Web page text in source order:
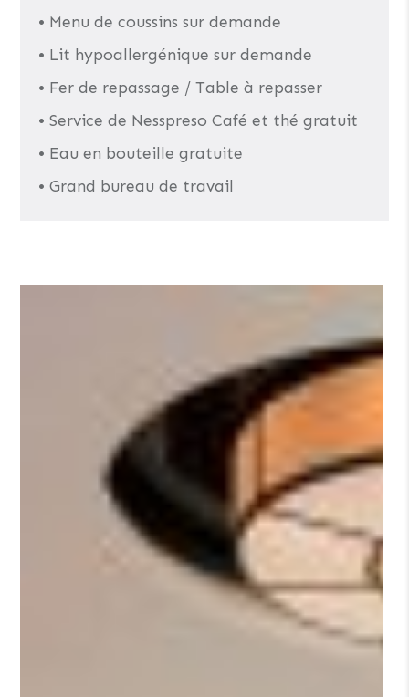
• Menu de coussins sur demande
• Lit hypoallergénique sur demande
• Fer de repassage / Table à repasser
• Service de Nesspreso Café et thé gratuit
• Eau en bouteille gratuite
• Grand bureau de travail